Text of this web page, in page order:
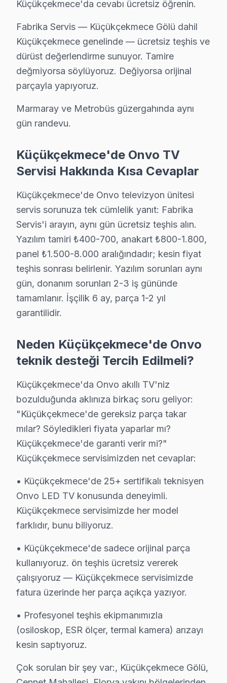
Küçükçekmece'da Yarımburgaz mahallesi Onvo TV
Yarımburgaz Onvo Anakart Tamiri →
Yenimahalle Onvo Servis
Onvo TV'de T-Con kart arızası Yenimahalle mahallesinde
Küçükçekmece TV Servis Merkezi →
Küçükçekmece'da Yeşilova mahallesi için Onvo TV fiyat
Küçükçekmece Onvo Servis →
Küçükçekmece Onvo TV Servis Hizmet
Onvo Uzman Teknisyen Ekibi — Küçükçekmece
Emre K. — Onvo Servis Uzmanı
15 yıllık Onvo TV tamir deneyimi. Küçükçekmece ve çevre
· Onvo fabrika servis sertifikası
· Orijinal ve OEM yedek parça tedarikçisi
Küçükçekmece Servis İstatistikleri
· Küçükçekmece'de625+
· Ortalama tamir süresi:
2–3 iş günü
· Tüm işlemler2 yıl garantili
↑ Onvo Servis Ana Sayfası
↑ Küçükçekmece TV Servis Merkezi
Küçükçekmece'da cevabı ücretsiz öğrenin.
Fabrika Servis — Küçükçekmece Gölü dahil
Küçükçekmece genelinde — ücretsiz teşhis ve
dürüst değerlendirme sunuyor. Tamire
değmiyorsa söylüyoruz. Değiyorsa orijinal
parçayla yapıyoruz.
Marmaray ve Metrobüs güzergahında aynı
gün randevu.
Küçükçekmece'de Onvo TV
Servisi Hakkında Kısa Cevaplar
Küçükçekmece'de Onvo televizyon ünitesi
servis sorunuza tek cümlelik yanıt: Fabrika
Servis'i arayın, aynı gün ücretsiz teşhis alın.
Yazılım tamiri ₺400-700, anakart ₺800-1.800,
panel ₺1.500-8.000 aralığındadır; kesin fiyat
teşhis sonrası belirlenir. Yazılım sorunları aynı
gün, donanım sorunları 2-3 iş gününde
tamamlanır. İşçilik 6 ay, parça 1-2 yıl
garantilidir.
Neden Küçükçekmece'de Onvo
teknik desteği Tercih Edilmeli?
Küçükçekmece'da Onvo akıllı TV'niz
bozulduğunda aklınıza birkaç soru geliyor:
"Küçükçekmece'de gereksiz parça takar
mılar? Söyledikleri fiyata yaparlar mı?
Küçükçekmece'de garanti verir mi?"
Küçükçekmece servisimizden net cevaplar:
• Küçükçekmece'de 25+ sertifikalı teknisyen
Onvo LED TV konusunda deneyimli.
Küçükçekmece servisimizde her model
farklıdır, bunu biliyoruz.
• Küçükçekmece'de sadece orijinal parça
kullanıyoruz. ön teşhis ücretsiz vererek
çalışıyoruz — Küçükçekmece servisimizde
fatura üzerinde her parça açıkça yazıyor.
• Profesyonel teşhis ekipmanımızla
(osiloskop, ESR ölçer, termal kamera) arızayı
kesin saptıyoruz.
Çok sorulan bir şey var:, Küçükçekmece Gölü,